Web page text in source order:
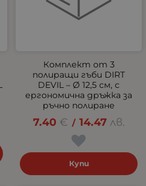
Комплект от 3
полиращи гъби DIRT
DEVIL – Ø 12,5 см, с
ергономична дръжка за
ръчно полиране
7.40 € / 14.47 лв.
Купи